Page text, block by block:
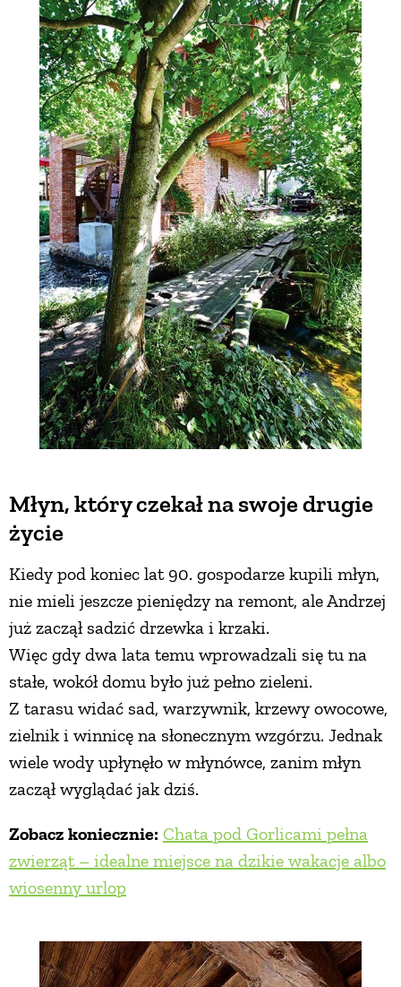
Młyn, który czekał na swoje drugie
życie
Kiedy pod koniec lat 90. gospodarze kupili młyn,
nie mieli jeszcze pieniędzy na remont, ale Andrzej
już zaczął sadzić drzewka i krzaki.
Więc gdy dwa lata temu wprowadzali się tu na
stałe, wokół domu było już pełno zieleni.
Z tarasu widać sad, warzywnik, krzewy owocowe,
zielnik i winnicę na słonecznym wzgórzu. Jednak
wiele wody upłynęło w młynówce, zanim młyn
zaczął wyglądać jak dziś.
Zobacz koniecznie: Chata pod Gorlicami pełna
zwierząt – idealne miejsce na dzikie wakacje albo
wiosenny urlop